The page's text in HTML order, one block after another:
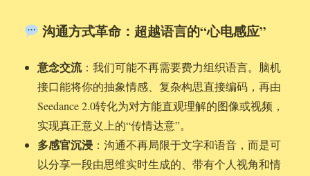
沟通方式革命：超越语言的“心电感应”
意念交流：我们可能不再需要费力组织语言。脑机
接口能将你的抽象情感、复杂构思直接编码，再由
Seedance 2.0转化为对方能直观理解的图像或视频，
实现真正意义上的“传情达意”。
多感官沉浸 ：沟通不再局限于文字和语音，而是可
以分享一段由思维实时生成的、带有个人视角和情